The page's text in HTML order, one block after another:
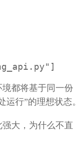
都将基于同一份
行”的理想状态。
大，为什么不直